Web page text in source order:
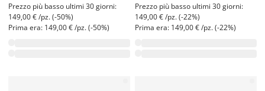
Prezzo più basso ultimi 30 giorni:
149,00 € /pz. (-50%)
Prima era: 149,00 € /pz. (-50%)
Prezzo più basso ultimi 30 giorni:
149,00 € /pz. (-22%)
Prima era: 149,00 € /pz. (-22%)